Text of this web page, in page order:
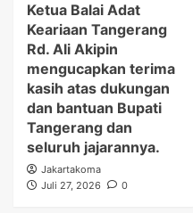
Ketua Balai Adat
Keariaan Tangerang
Rd. Ali Akipin
mengucapkan terima
kasih atas dukungan
dan bantuan Bupati
Tangerang dan
seluruh jajarannya.
Jakartakoma
Juli 27, 2026
0